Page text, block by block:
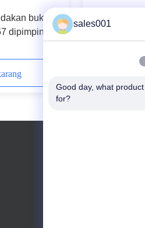
bukti
dipimpin
20 W 5
sales001
Good day, what
for?